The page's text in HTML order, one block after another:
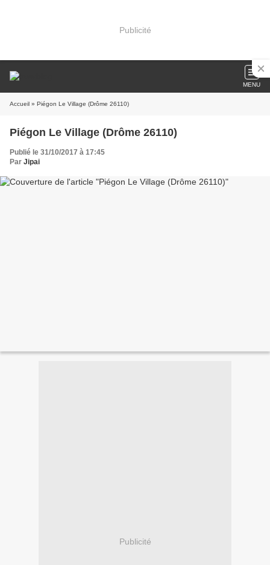
Publicité
MENU
Accueil » Piégon Le Village (Drôme 26110)
Piégon Le Village (Drôme 26110)
Publié le 31/10/2017 à 17:45
Par Jipai
Publicité